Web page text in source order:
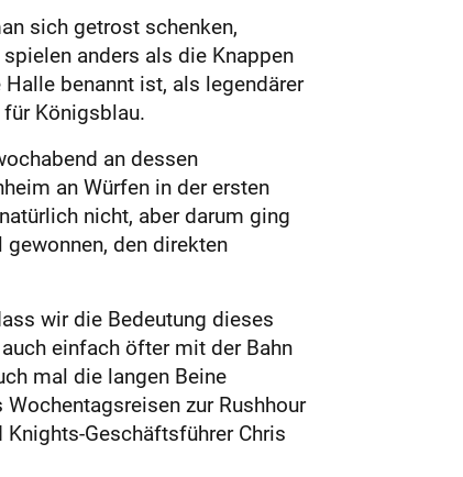
sich getrost schenken,
anders als die Knappen
benannt ist, als legendärer
Königsblau.
an dessen
an Würfen in der ersten
nicht, aber darum ging
den direkten
wir die Bedeutung dieses
einfach öfter mit der Bahn
mal die langen Beine
zur Rushhour
Geschäftsführer Chris